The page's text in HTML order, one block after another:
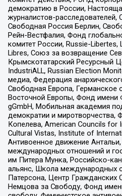
демократию в России,
журналистов-
Свободная Россия Берлин,
Рейн-Вестфалия, Фонд
комитет России, Russie-Libertes,
Libres, Союз за возвращение
Крымскотатарский Ресурсный
IndustriALL, Russian Election
медиа, Федерация
Свободная Европа, Германское
Восточной Европы, Фонд имени
gGmbH, Мобильная академия
демократии и миротворчества,
Копелева, American Councils for
Cultural Vistas, Institute of
Антивоенное движение
международных отношений и
им Питера Мунка, Российско-
альянс, Школа международных
Патерсона, Центр
Немцова за Свободу, Фонд